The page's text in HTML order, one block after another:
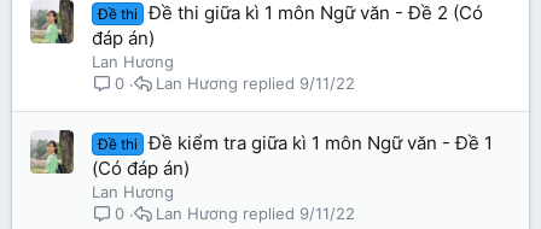
Đề thi
Đề thi giữa kì 1 môn Ngữ văn - Đề 2 (Có
đáp án)
Lan Hương
0
9/11/22
Lan Hương
Đề thi
Đề kiểm tra giữa kì 1 môn Ngữ văn - Đề 1
(Có đáp án)
Lan Hương
0
9/11/22
Lan Hương